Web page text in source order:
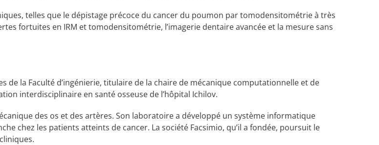
telles que le dépistage précoce du cancer du poumon par tomodensitométrie à très
fortuites en IRM et tomodensitométrie, l’imagerie dentaire avancée et la mesure sans
de la Faculté d’ingénierie, titulaire de la chaire de mécanique computationnelle et de
interdisciplinaire en santé osseuse de l’hôpital Ichilov.
des os et des artères. Son laboratoire a développé un système informatique
chez les patients atteints de cancer. La société Facsimio, qu’il a fondée, poursuit le